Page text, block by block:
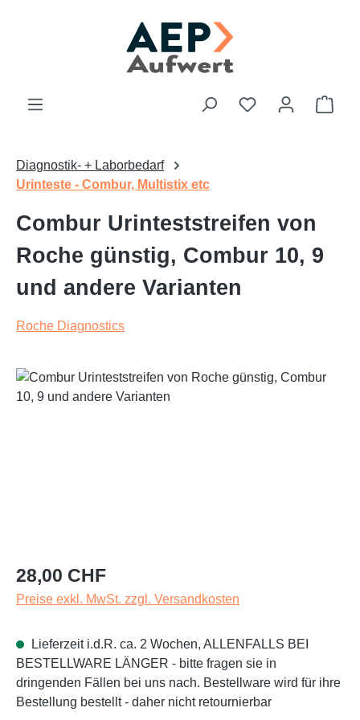
Du hast 0
Diagnostik- + Laborbedarf
Urinteste - Combur, Multistix etc
Combur Urinteststreifen von
Roche günstig, Combur 10, 9
und andere Varianten
Roche Diagnostics
Bildergalerie überspringen
Regulärer Preis:
28,00 CHF
Preise exkl. MwSt. zzgl. Versandkosten
Lieferzeit i.d.R. ca. 2 Wochen, ALLENFALLS BEI
BESTELLWARE LÄNGER - bitte fragen sie in
dringenden Fällen bei uns nach. Bestellware wird für ihre
Bestellung bestellt - daher nicht retournierbar